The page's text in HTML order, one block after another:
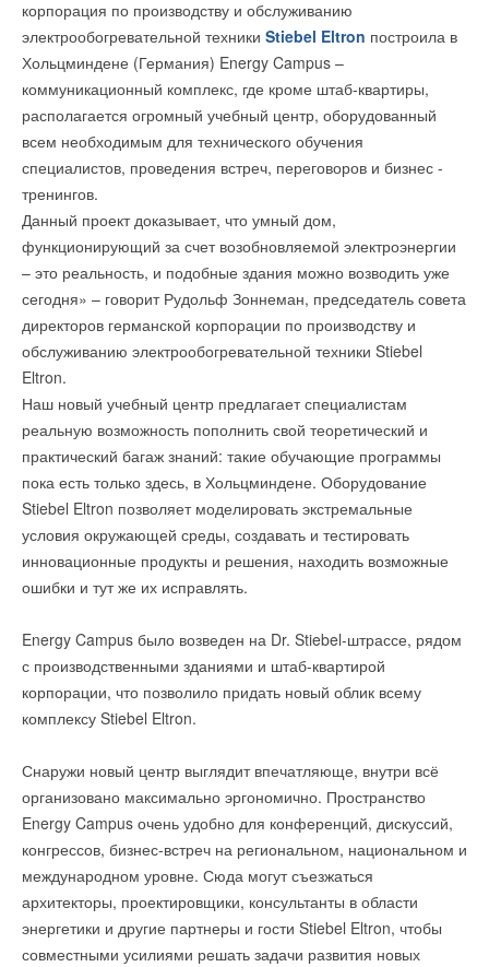
корпорация по производству и обслуживанию
электрообогревательной техники Stiebel Eltron построила в
Хольцминдене (Германия) Energy Campus –
коммуникационный комплекс, где кроме штаб-квартиры,
располагается огромный учебный центр, оборудованный
всем необходимым для технического обучения
специалистов, проведения встреч, переговоров и бизнес -
тренингов.
Данный проект доказывает, что умный дом,
функционирующий за счет возобновляемой электроэнергии
– это реальность, и подобные здания можно возводить уже
сегодня» – говорит Рудольф Зоннеман, председатель совета
директоров германской корпорации по производству и
обслуживанию электрообогревательной техники Stiebel
Eltron.
Наш новый учебный центр предлагает специалистам
реальную возможность пополнить свой теоретический и
практический багаж знаний: такие обучающие программы
пока есть только здесь, в Хольцминдене. Оборудование
Stiebel Eltron позволяет моделировать экстремальные
условия окружающей среды, создавать и тестировать
инновационные продукты и решения, находить возможные
ошибки и тут же их исправлять.
Energy Campus было возведен на Dr. Stiebel-штрассе, рядом
с производственными зданиями и штаб-квартирой
корпорации, что позволило придать новый облик всему
комплексу Stiebel Eltron.
Снаружи новый центр выглядит впечатляюще, внутри всё
организовано максимально эргономично. Пространство
Energy Campus очень удобно для конференций, дискуссий,
конгрессов, бизнес-встреч на региональном, национальном и
международном уровне. Сюда могут съезжаться
архитекторы, проектировщики, консультанты в области
энергетики и другие партнеры и гости Stiebel Eltron, чтобы
совместными усилиями решать задачи развития новых
В номинации « Энергоэффективный партнер
набор раскладная линейка + тестер вращения + бейсболка
получают Филиппов Алексей Владимирович из
Екатеринбурга и Тетерин Владимир Николаевич из
Московской области, г. Долгопрудный.
В номинации «Актив Плюс» подарочный набор перчатки +
тестер вращения получают Столбова Оксана Геннадьевна из
Перми, Литяев Олег Игоревич из Екатеринбурга и Ожогин
Дмитрий Алексеевич из Ленинградской обл, г. Гатчина.
Комания Виссманн заверяет, что со всеми участниками,
показавшими лучшие результаты по итогам промежуточной
оценки, она свяжется по телефону и согласует получение
ИСТОЧНИК: КОМПАНИЯ ВИССМАНН
Читайте по теме:
→
A
НОВОСТИ СОК 19 ИЮНЯ 2026
→
эффективность промышленной котельной
→
Гермес представил новинку - бойлеры косвенного
нагрева Aquamax W/WE
→
Третий ежегодный «Кубок сварки Гермес» для молодых
профессионалов
→
Исследование эффективности работы турбированного
котла на газовом топливе
→ Четвёртый завод АДЛ скоро приступит к работе
НОВОСТИ СОК 10 ОКТЯБРЯ 2024
→
Компания АДЛ внедрила в программное обеспечение
AUDYTOR SET статические балансировочные клапаны
НОВОСТИ СОК 13 ИЮНЯ 2023
→
НОВОСТИ СОК 25 АПРЕЛЯ 2023
→
Торговый Дом АДЛ расширил список продукции
НОВОСТИ СОК 13 АПРЕЛЯ 2023
→ АДЛ построит новый завод
→
Компания АДЛ дополнила линейку обратных клапанов
серии «Гранлок» CVS18
НОВОСТИ СОК 21 ФЕВРАЛЯ 2023
→
Новинки запорной арматуры АДЛ - стальные
сильфонные вентили серии ГРАНВЕНТ
НОВОСТИ СОК 14 ФЕВРАЛЯ 2023
→
Компания АДЛ представила новый продукт в своей
линейке – футерованная арматура Andrex
НОВОСТИ СОК 21 НОЯБРЯ 2022
Комментарии
В этой теме еще нет комментариев
Добавить комментарий
Ваше имя *
Ваш E-mail *
Текст комментария